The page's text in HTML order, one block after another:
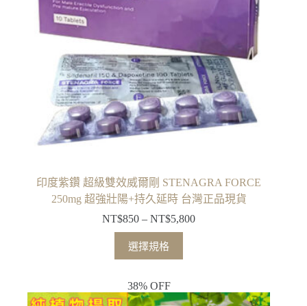
印度紫鑽 超級雙效威爾剛 STENAGRA FORCE
250mg 超強壯陽+持久延時 台灣正品現貨
NT$850 – NT$5,800
選擇規格
38% OFF